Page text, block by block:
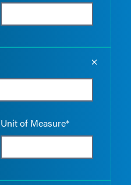
Unit of Measure*